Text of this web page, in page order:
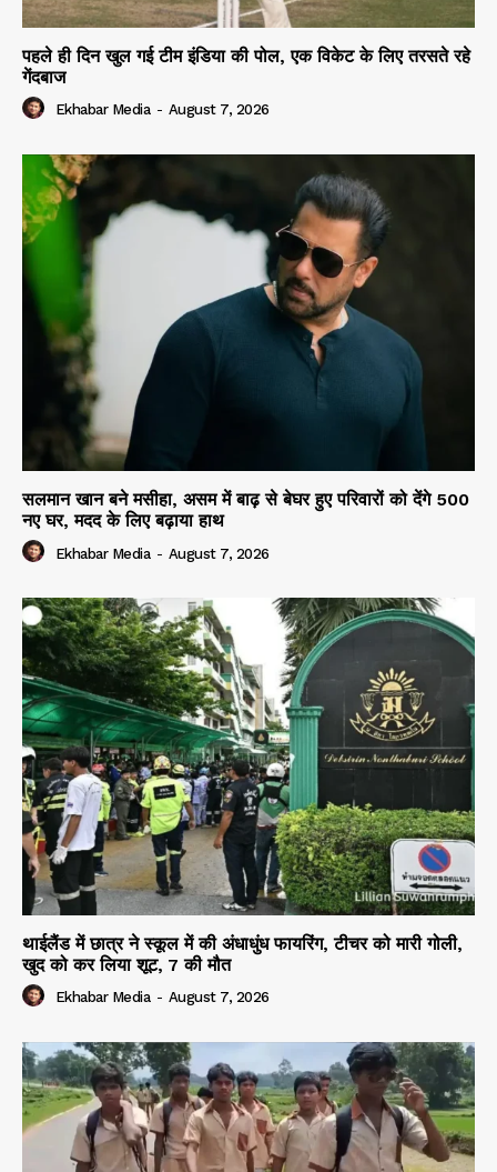
पहले ही दिन खुल गई टीम इंडिया की पोल, एक विकेट के लिए तरसते रहे
गेंदबाज
Ekhabar Media - August 7, 2026
सलमान खान बने मसीहा, असम में बाढ़ से बेघर हुए परिवारों को देंगे 500
नए घर, मदद के लिए बढ़ाया हाथ
Ekhabar Media - August 7, 2026
थाईलैंड में छात्र ने स्कूल में की अंधाधुंध फायरिंग, टीचर को मारी गोली,
खुद को कर लिया शूट, 7 की मौत
Ekhabar Media - August 7, 2026